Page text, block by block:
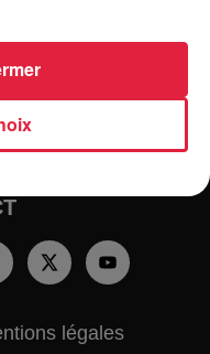
CASTING
PODCASTS
PARTENAIRES
légales